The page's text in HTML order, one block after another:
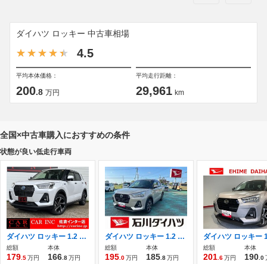
ダイハツ ロッキー 中古車相場
4.5
平均本体価格：
200.8 万円
平均走行距離：
29,961 km
全国×中古車購入におすすめの条件
状態が良い低走行車両
ダイハツ ロッキー 1.2 プレミアム G HEV ワンオーナー 純正ナビ
総額
179 .5万円
本体
166 .8万円
ダイハツ ロッキー 1.2 プレミアム G 1年間走行距離無制限保証 9インチディス
総額
195 .0万円
本体
185 .8万円
総額
201 .6万円
本体
190 .0